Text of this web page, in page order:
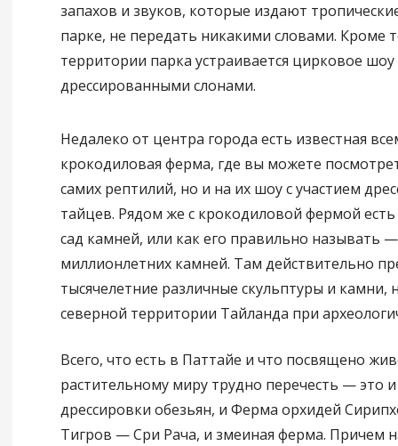
запахов и звуков, которые издают
парке, не передать никакими словами. Кроме
территории парка устраивается цирковое шоу
дрессированными слонами.
Недалеко от центра города есть известная
крокодиловая ферма, где вы можете
самих рептилий, но и на их шоу с участием
тайцев. Рядом же с крокодиловой фермой
сад камней, или как его правильно называть
миллионлетних камней. Там действительно
тысячелетние различные скульптуры и камни,
северной территории Тайланда при
Всего, что есть в Паттайе и что посвящено
растительному миру трудно перечесть — это
дрессировки обезьян, и Ферма орхидей
Тигров — Сри Рача, и змеиная ферма. Причем